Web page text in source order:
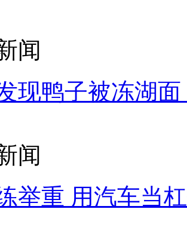
闻
现鸭子被冻湖
闻
举重 用汽车当